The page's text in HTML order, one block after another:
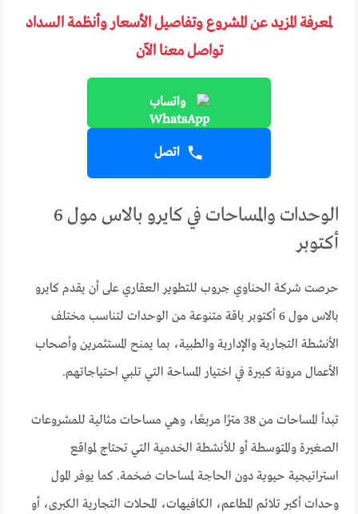
لمعرفة المزيد عن المشروع وتفاصيل الأسعار وأنظمة السداد
تواصل معنا الآن
واتساب
اتصل
الوحدات والمساحات في كايرو بالاس مول 6
أكتوبر
حرصت شركة الحناوي جروب للتطوير العقاري على أن يقدم كايرو
بالاس مول 6 أكتوبر باقة متنوعة من الوحدات لتناسب مختلف
الأنشطة التجارية والإدارية والطبية، بما يمنح المستثمرين وأصحاب
الأعمال مرونة كبيرة في اختيار المساحة التي تلبي احتياجاتهم.
تبدأ المساحات من 38 مترًا مربعًا، وهي مساحات مثالية للمشروعات
الصغيرة والمتوسطة أو للأنشطة الخدمية التي تحتاج لمواقع
استراتيجية حيوية دون الحاجة لمساحات ضخمة. كما يوفر المول
وحدات أكبر تلائم المطاعم، الكافيهات، المحلات التجارية الكبرى، أو